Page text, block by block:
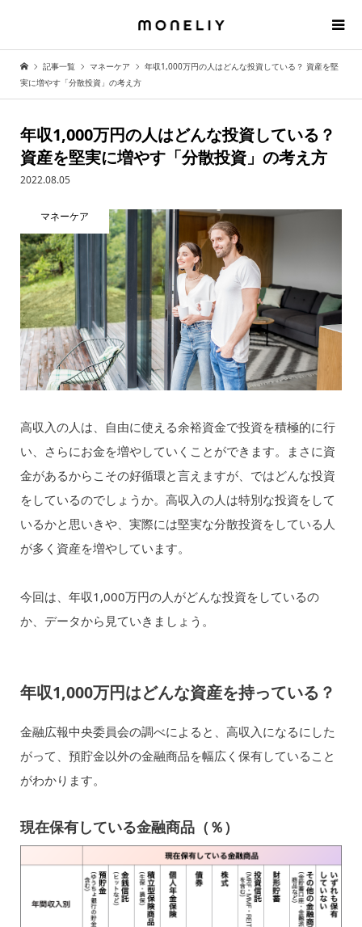
記事一覧 マネーケア
年収1,000万円の人はどんな投資している？ 資産を堅
実に増やす「分散投資」の考え方
年収1,000万円の人はどんな投資している？
資産を堅実に増やす「分散投資」の考え方
2022.08.05
マネーケア
高収入の人は、自由に使える余裕資金で投資を積極的に行
い、さらにお金を増やしていくことができます。まさに資
金があるからこその好循環と言えますが、ではどんな投資
をしているのでしょうか。高収入の人は特別な投資をして
いるかと思いきや、実際には堅実な分散投資をしている人
が多く資産を増やしています。
今回は、年収1,000万円の人がどんな投資をしているの
か、データから見ていきましょう。
年収1,000万円はどんな資産を持っている？
金融広報中央委員会の調べによると、高収入になるにした
がって、預貯金以外の金融商品を幅広く保有していること
がわかります。
現在保有している金融商品（％）